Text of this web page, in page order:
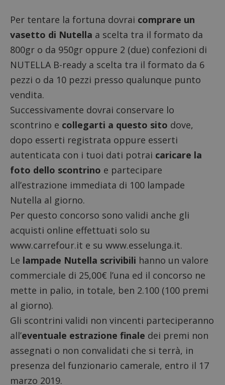
Per tentare la fortuna dovrai comprare un
vasetto di Nutella a scelta tra il formato da
800gr o da 950gr oppure 2 (due) confezioni di
NUTELLA B-ready a scelta tra il formato da 6
pezzi o da 10 pezzi presso qualunque punto
vendita.
Successivamente dovrai conservare lo
scontrino e collegarti a questo sito dove,
dopo esserti registrata oppure esserti
autenticata con i tuoi dati potrai caricare la
foto dello scontrino e partecipare
all’estrazione immediata di 100 lampade
Nutella al giorno.
Per questo concorso sono validi anche gli
acquisti online effettuati solo su
www.carrefour.it e su www.esselunga.it.
Le lampade Nutella scrivibili hanno un valore
commerciale di 25,00€ l’una ed il concorso ne
mette in palio, in totale, ben 2.100 (100 premi
al giorno).
Gli scontrini validi non vincenti parteciperanno
all’eventuale estrazione finale dei premi non
assegnati o non convalidati che si terrà, in
presenza del funzionario camerale, entro il 17
marzo 2019.